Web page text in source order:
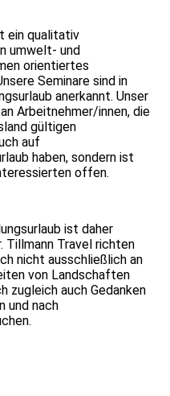
ein qualitativ
umwelt- und
orientiertes
Seminare sind in
anerkannt. Unser
Arbeitnehmer/innen, die
gültigen
auf
haben, sondern ist
offen.
ist daher
Tillmann Travel richten
nicht ausschließlich an
von Landschaften
zugleich auch Gedanken
und nach